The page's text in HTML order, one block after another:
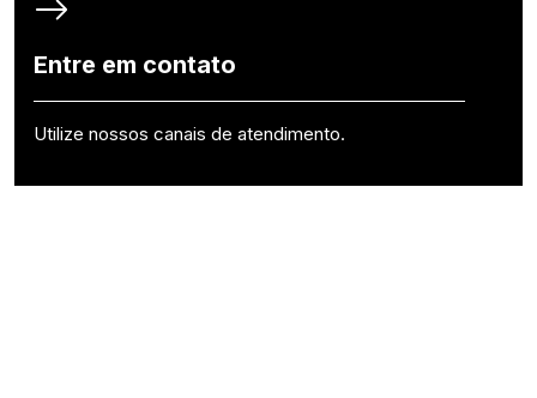
Entre em contato
Utilize nossos canais de atendimento.